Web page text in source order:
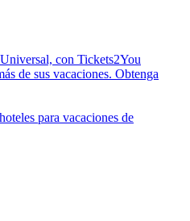
con Tickets2You
de sus vacaciones. Obtenga
para vacaciones de